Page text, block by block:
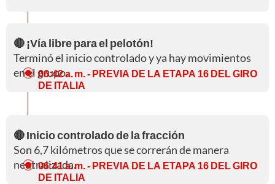
🔴 ¡Vía libre para el pelotón!
Terminó el inicio controlado y ya hay movimientos
en el grupo.
06:42 a. m.- PREVIA DE LA ETAPA 16 DEL GIRO
DE ITALIA
🔴 Inicio controlado de la fracción
Son 6,7 kilómetros que se correrán de manera
neutralizada.
06:41 a. m.- PREVIA DE LA ETAPA 16 DEL GIRO
DE ITALIA